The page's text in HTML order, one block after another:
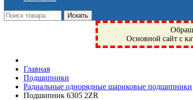
Основной сайт с
Фрязино, Антал+, плюс, Свердловский,
техника, сварочные аппараты, NIS, NSK, JED,
NTN, SKF, купить, заказать
Главная
Подшипники
Радиальные однорядные шариковые подшипники
Подшипник 6305 2ZR